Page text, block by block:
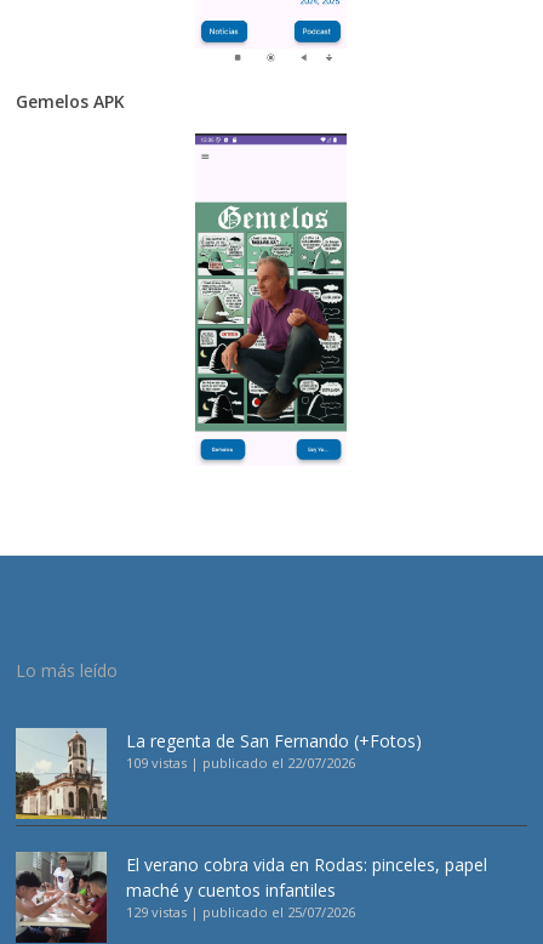
Gemelos APK
Lo más leído
La regenta de San Fernando (+Fotos)
109 vistas | publicado el 22/07/2026
El verano cobra vida en Rodas: pinceles, papel
maché y cuentos infantiles
129 vistas | publicado el 25/07/2026